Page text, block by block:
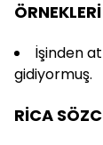
ÖRNEKLERİ
İşinden
gidiyormuş.
RİCA